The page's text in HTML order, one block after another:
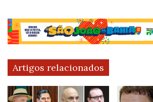
Artigos relacionados